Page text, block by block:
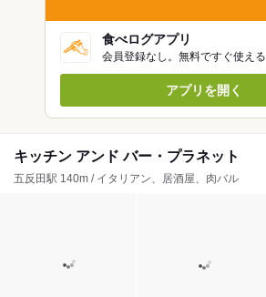
食べログアプリ
会員登録なし。無料ですぐ使える
アプリを開く
キッチン アンド バー・プラネット
五反田駅 140m / イタリアン、居酒屋、肉バル